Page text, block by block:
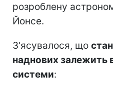
розроблену
Йонсе.
З'ясувалося, що
наднових залежить
системи: